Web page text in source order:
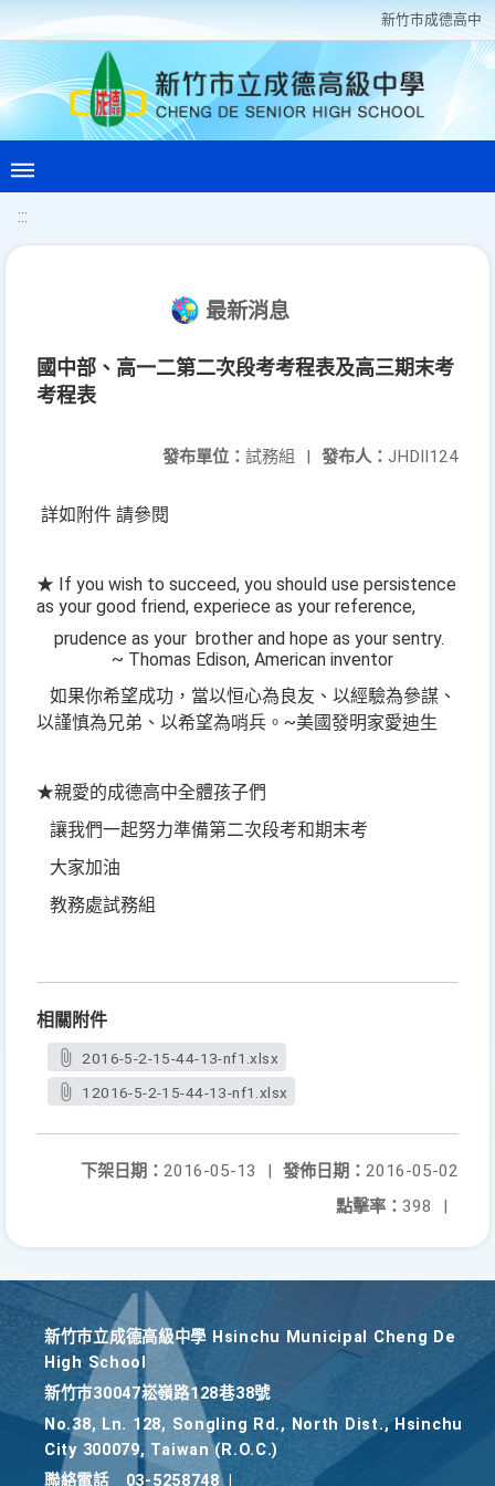
新竹巿成德高中
:::
最新消息
國中部、高一二第二次段考考程表及高三期末考
考程表
發布人： JHDII124
發布單位： 試務組 |
詳如附件 請參閱
★ If you wish to succeed, you should use persistence
as your good friend, experiece as your reference,
prudence as your brother and hope as your sentry.
~ Thomas Edison, American inventor
如果你希望成功，當以恒心為良友、以經驗為參謀、
以謹慎為兄弟、以希望為哨兵。~美國發明家愛迪生
★親愛的成德高中全體孩子們
讓我們一起努力準備第二次段考和期末考
大家加油
教務處試務組
相關附件
2016-5-2-15-44-13-nf1.xlsx
12016-5-2-15-44-13-nf1.xlsx
發佈日期： 2016-05-02
下架日期： 2016-05-13
|
點擊率： 398 |
新竹巿立成德高級中學 Hsinchu Municipal Cheng De
High School
新竹巿30047崧嶺路128巷38號
No.38, Ln. 128, Songling Rd., North Dist., Hsinchu
City 300079, Taiwan (R.O.C.)
聯絡電話
03-5258748